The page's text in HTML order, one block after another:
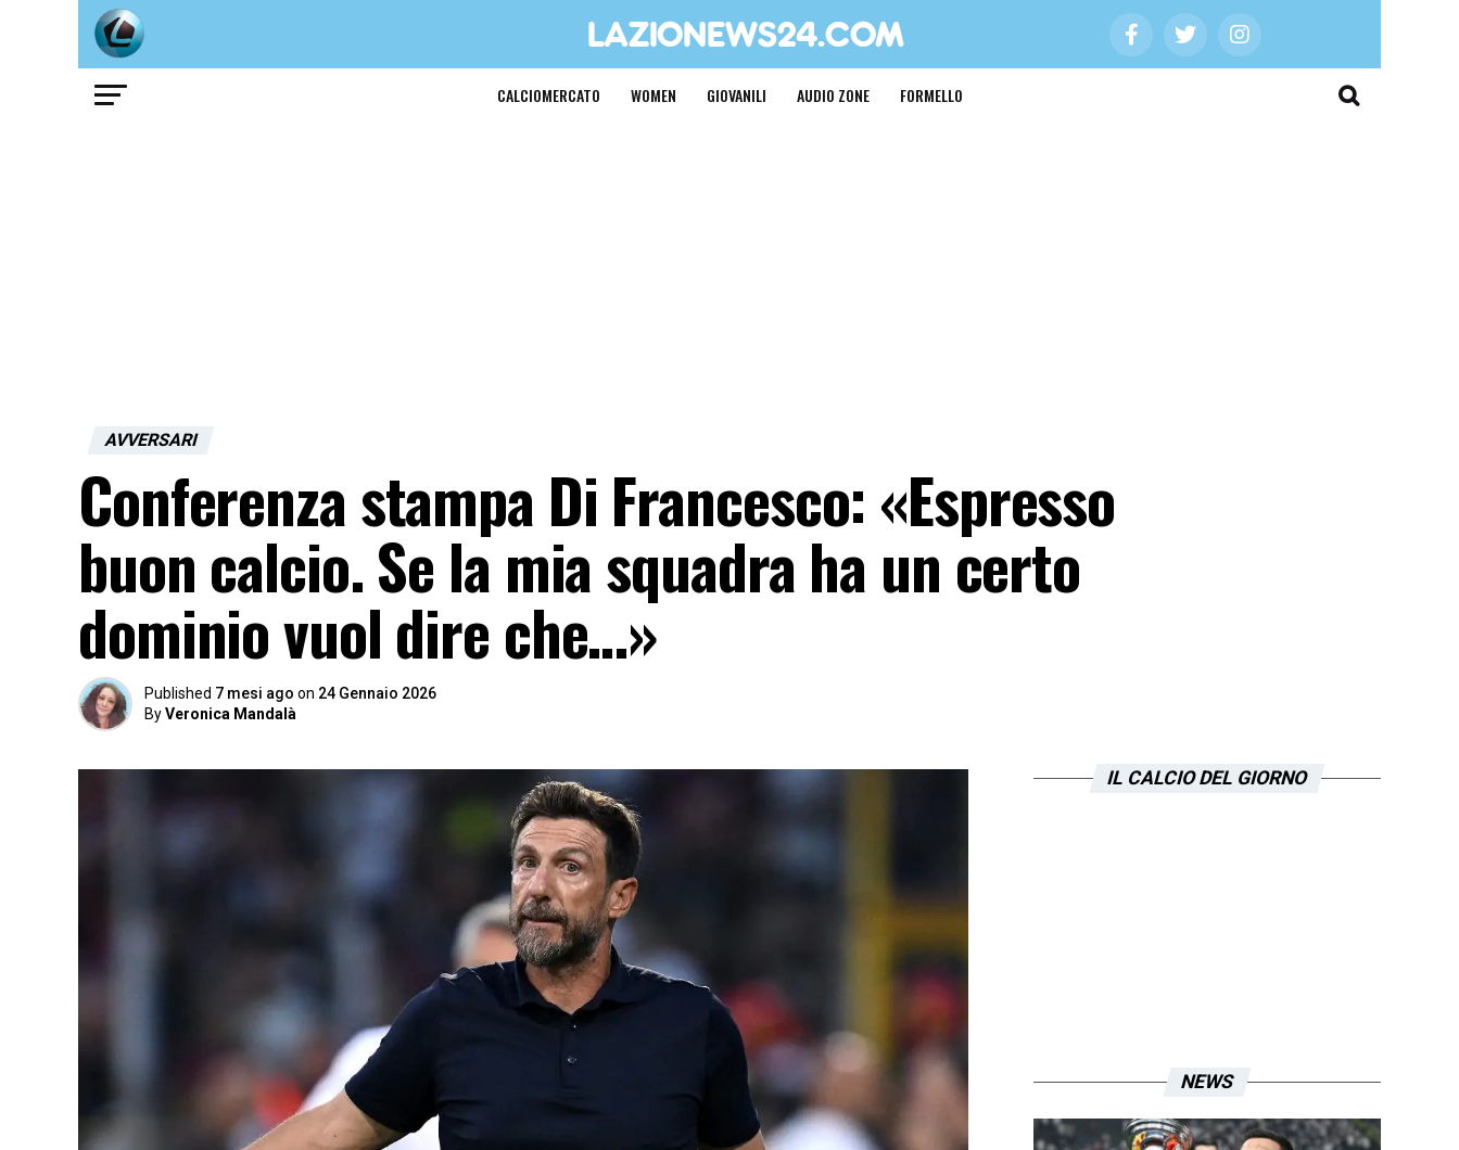
CALCIOMERCATO WOMEN GIOVANILI AUDIO ZONE FORMELLO
AVVERSARI
Conferenza stampa Di Francesco: «Espresso
buon calcio. Se la mia squadra ha un certo
dominio vuol dire che…»
Published 7 mesi ago on 24 Gennaio 2026
ByVeronica Mandalà
IL CALCIO DEL GIORNO
NEWS